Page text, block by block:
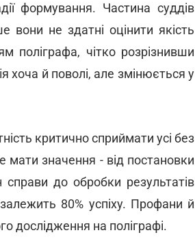
формування. Частина суддів
вони не здатні оцінити якість
поліграфа, чітко розрізнивши
хоча й поволі, але змінюється у
критично сприймати усі без
значення - від постановки
справи до обробки результатів
80% успіху. Профани й
дослідження на поліграфі.